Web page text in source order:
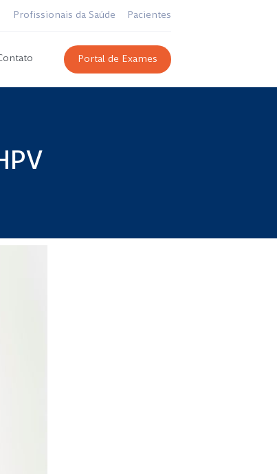
Profissionais da Saúde Pacientes
Portal de Exames